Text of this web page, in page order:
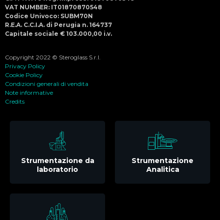
VAT NUMBER: IT01870870548
Codice Univoco: SUBM70N
R.E.A. C.C.I.A. di Perugia n. 164737
Capitale sociale € 103.000,00 i.v.
Copyright 2022 © Steroglass S.r.l.
Privacy Policy
Cookie Policy
Condizioni generali di vendita
Note informative
Credits
Strumentazione da
laboratorio
Strumentazione
Analitica